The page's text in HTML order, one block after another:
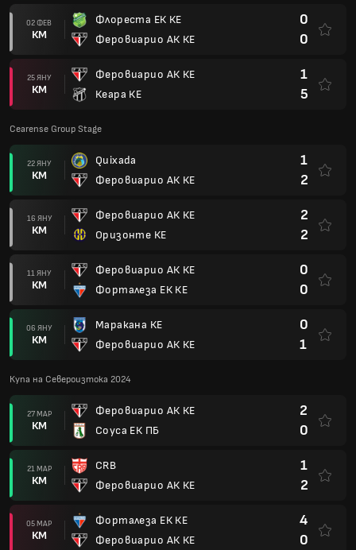
02 ФЕВ
КМ
Флореста ЕК КЕ
Феровиарио АК КЕ
0
0
25 ЯНУ
КМ
Феровиарио АК КЕ
Кеара КЕ
1
5
Cearense Group Stage
22 ЯНУ
КМ
Quixada
Феровиарио АК КЕ
1
2
16 ЯНУ
КМ
Феровиарио АК КЕ
Оризонте КЕ
2
2
11 ЯНУ
КМ
Феровиарио АК КЕ
Форталеза ЕК КЕ
0
0
06 ЯНУ
КМ
Маракана КЕ
Феровиарио АК КЕ
0
1
Купа на Североизтока 2024
27 МАР
КМ
Феровиарио АК КЕ
Соуса ЕК ПБ
2
0
21 МАР
КМ
CRB
Феровиарио АК КЕ
1
2
05 МАР
КМ
Форталеза ЕК КЕ
Феровиарио АК КЕ
4
0